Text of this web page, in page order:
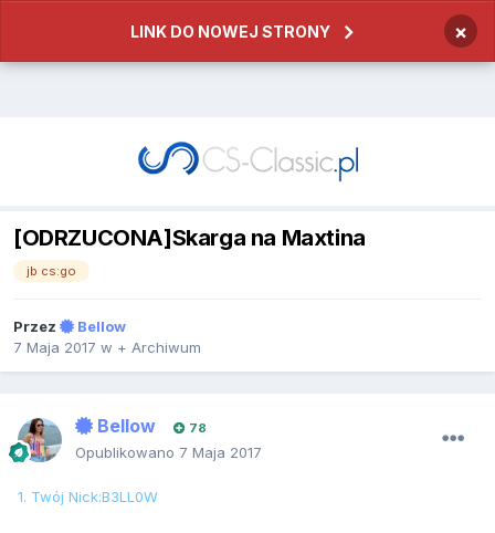
LINK DO NOWEJ STRONY ×
[ODRZUCONA]Skarga na Maxtina
jb cs:go
Przez
Bellow
7 Maja 2017 w + Archiwum
Bellow 78
Opublikowano 7 Maja 2017
1. Twój Nick:B3LL0W